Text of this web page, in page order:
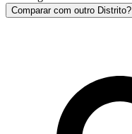
Comparar com outro Distrito?